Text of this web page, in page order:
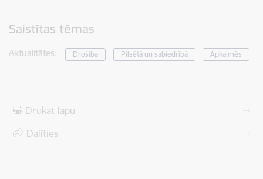
Saistītas tēmas
Aktualitātes: Drošība Pilsētā un sabiedrībā Apkaimēs
Drukāt lapu
Dalīties